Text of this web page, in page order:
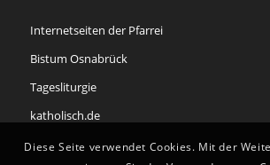
Internetseiten der Pfarrei
Bistum Osnabrück
Tagesliturgie
katholisch.de
Diese Seite verwendet Cookies. Mit der